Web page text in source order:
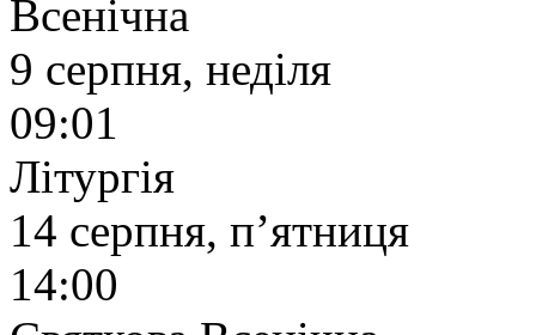
Всенічна
9 серпня, неділя
09:01
Літургія
14 серпня, п’ятниця
14:00